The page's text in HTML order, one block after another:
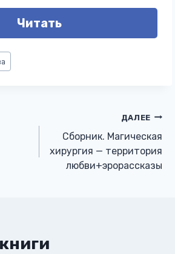
Читать
ДАЛЕЕ
Сборник. Магическая
хирургия — территория
любви+эрорассказы